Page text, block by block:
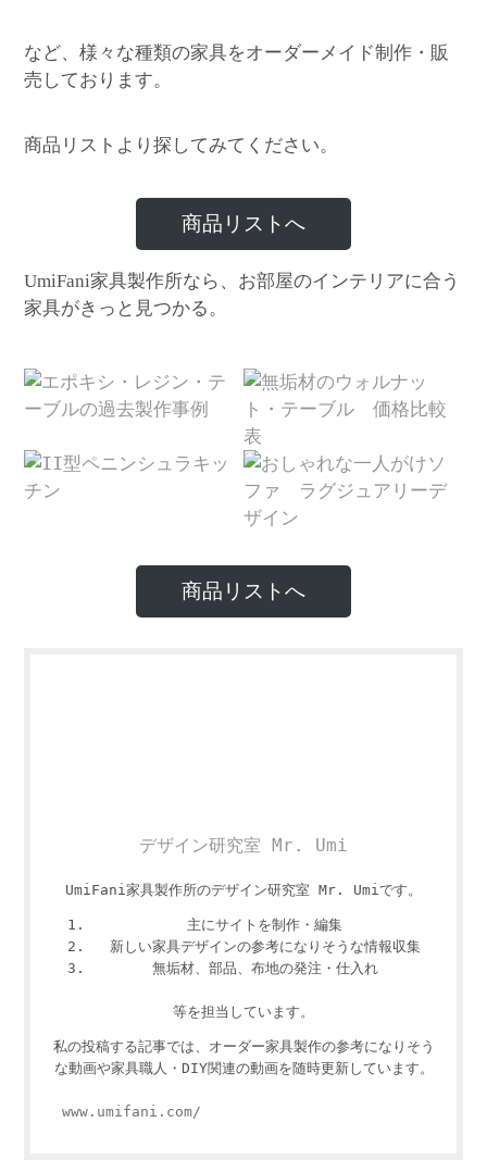
など、様々な種類の家具をオーダーメイド制作・販
売しております。
商品リストより探してみてください。
商品リストへ
UmiFani家具製作所なら、お部屋のインテリアに合う
家具がきっと見つかる。
商品リストへ
デザイン研究室 Mr. Umi
UmiFani家具製作所のデザイン研究室 Mr. Umiです。
主にサイトを制作・編集
新しい家具デザインの参考になりそうな情報収集
無垢材、部品、布地の発注・仕入れ
等を担当しています。
私の投稿する記事では、オーダー家具製作の参考になりそう
な動画や家具職人・DIY関連の動画を随時更新しています。
www.umifani.com/